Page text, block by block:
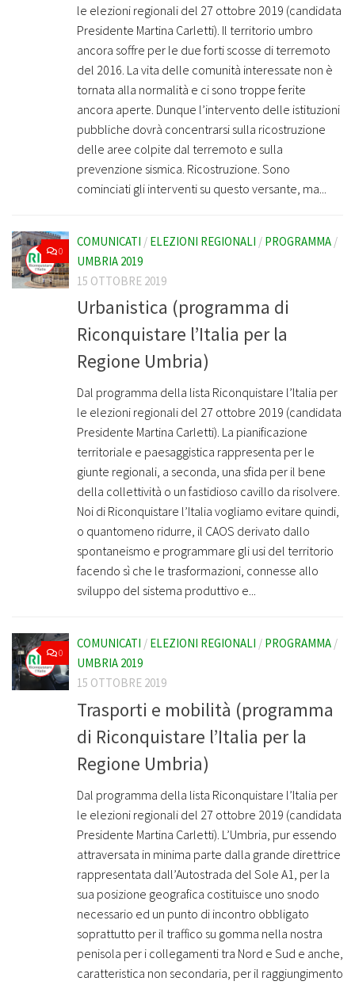
le elezioni regionali del 27 ottobre 2019 (candidata
Presidente Martina Carletti). Il territorio umbro
ancora soffre per le due forti scosse di terremoto
del 2016. La vita delle comunità interessate non è
tornata alla normalità e ci sono troppe ferite
ancora aperte. Dunque l’intervento delle istituzioni
pubbliche dovrà concentrarsi sulla ricostruzione
delle aree colpite dal terremoto e sulla
prevenzione sismica. Ricostruzione. Sono
cominciati gli interventi su questo versante, ma...
0
COMUNICATI / ELEZIONI REGIONALI / PROGRAMMA /
UMBRIA 2019
15 OTTOBRE 2019
Urbanistica (programma di
Riconquistare l’Italia per la
Regione Umbria)
Dal programma della lista Riconquistare l’Italia per
le elezioni regionali del 27 ottobre 2019 (candidata
Presidente Martina Carletti). La pianificazione
territoriale e paesaggistica rappresenta per le
giunte regionali, a seconda, una sfida per il bene
della collettività o un fastidioso cavillo da risolvere.
Noi di Riconquistare l’Italia vogliamo evitare quindi,
o quantomeno ridurre, il CAOS derivato dallo
spontaneismo e programmare gli usi del territorio
facendo sì che le trasformazioni, connesse allo
sviluppo del sistema produttivo e...
0
COMUNICATI / ELEZIONI REGIONALI / PROGRAMMA /
UMBRIA 2019
15 OTTOBRE 2019
Trasporti e mobilità (programma
di Riconquistare l’Italia per la
Regione Umbria)
Dal programma della lista Riconquistare l’Italia per
le elezioni regionali del 27 ottobre 2019 (candidata
Presidente Martina Carletti). L’Umbria, pur essendo
attraversata in minima parte dalla grande direttrice
rappresentata dall’Autostrada del Sole A1, per la
sua posizione geografica costituisce uno snodo
necessario ed un punto di incontro obbligato
soprattutto per il traffico su gomma nella nostra
penisola per i collegamenti tra Nord e Sud e anche,
caratteristica non secondaria, per il raggiungimento